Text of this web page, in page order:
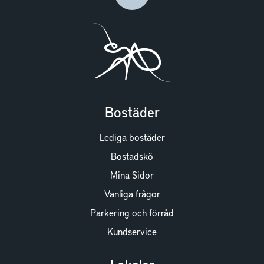
Bostäder
Lediga bostäder
Bostadskö
Mina Sidor
Vanliga frågor
Parkering och förråd
Kundservice